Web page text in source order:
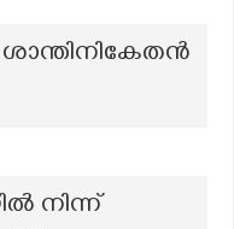
നിന്ന്